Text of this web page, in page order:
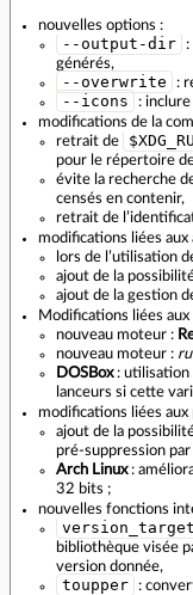
nouvelles options :
--output-dir
:
générés,
--overwrite :
--icons
: inclure
modifications de la
retrait de
pour le répertoire
évite la recherche
censés en contenir,
retrait de
modifications liées aux
lors de lʼutilisation
ajout de la
ajout de la gestion
Modifications liées
nouveau moteur :
nouveau moteur :
DOSBox: utilisation
lanceurs si cette
modifications liées aux
ajout de la
pré‑suppression
Arch Linux:
32 bits ;
nouvelles fonctions
bibliothèque visée
version donnée,
toupper
: